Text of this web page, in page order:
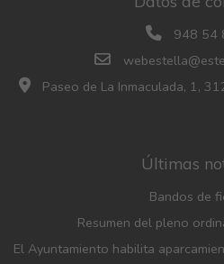
948 54
Paseo de La Inmaculada, 1,
Últimas
Bandos de
Resumen del pleno